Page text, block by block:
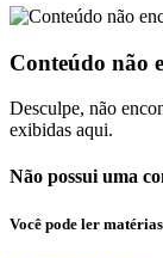
Conteúdo não
Desculpe, não
exibidas aqui.
Não possui uma
Você pode ler